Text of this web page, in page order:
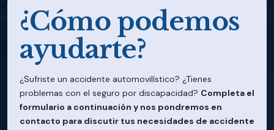
¿Cómo podemos
ayudarte?
¿Sufriste un accidente automovilístico? ¿Tienes
problemas con el seguro por discapacidad? Completa el
formulario a continuación y nos pondremos en
contacto para discutir tus necesidades de accidente